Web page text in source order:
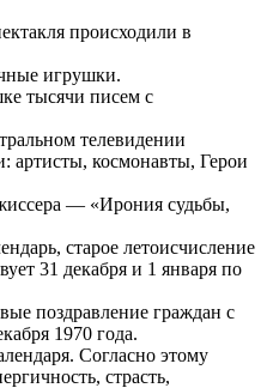
происходили в
игрушки.
тысячи писем с
телевидении
артисты, космонавты, Герои
— «Ирония судьбы,
старое летоисчисление
31 декабря и 1 января по
поздравление граждан с
1970 года.
Согласно этому
страсть,